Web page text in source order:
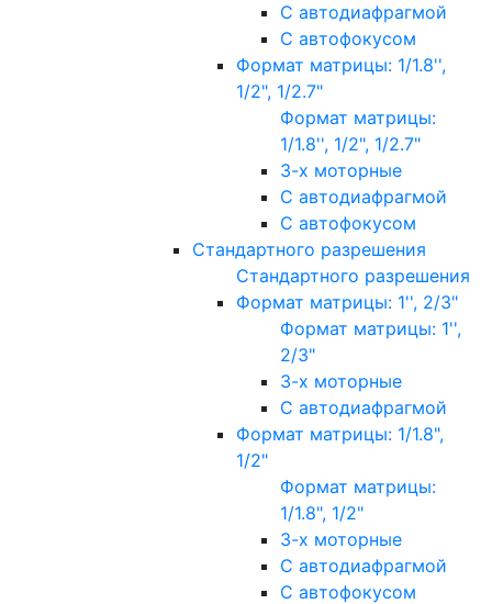
С автодиафрагмой
С автофокусом
Формат матрицы: 1/1.8'',
1/2", 1/2.7"
Формат матрицы:
1/1.8'', 1/2", 1/2.7"
3-х моторные
С автодиафрагмой
С автофокусом
Стандартного разрешения
Стандартного разрешения
Формат матрицы: 1'', 2/3"
Формат матрицы: 1'',
2/3"
3-х моторные
С автодиафрагмой
Формат матрицы: 1/1.8",
1/2"
Формат матрицы:
1/1.8", 1/2"
3-х моторные
С автодиафрагмой
С автофокусом